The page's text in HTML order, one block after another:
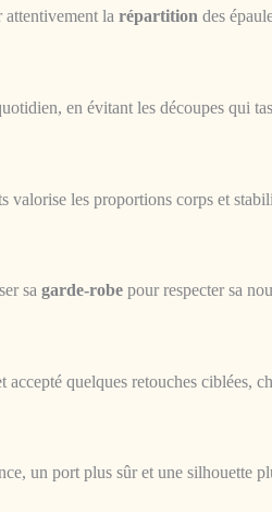
attentivement la répartition des
en évitant les découpes qui
valorise les proportions corps et
sa garde-robe pour respecter sa
accepté quelques retouches ciblées,
un port plus sûr et une silhouette